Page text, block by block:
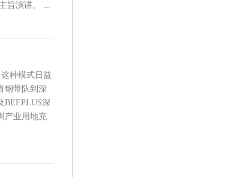
旨演讲。 ...
种模式日益
钢带队到深
BEEPLUS深
产业用地充